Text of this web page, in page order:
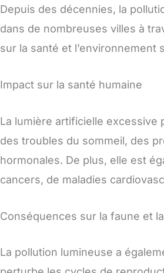
Depuis des décennies, la
dans de nombreuses villes à
sur la santé et
Impact sur la santé humaine
La lumière artificielle
des troubles du sommeil, des
hormonales. De plus, elle est
cancers, de maladies
Conséquences sur la faune et
La pollution lumineuse a